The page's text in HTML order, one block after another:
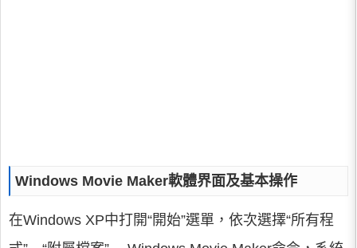
Windows Movie Maker軟體界面及基本操作
在Windows XP中打開“開始”選單，依次選擇“所有程